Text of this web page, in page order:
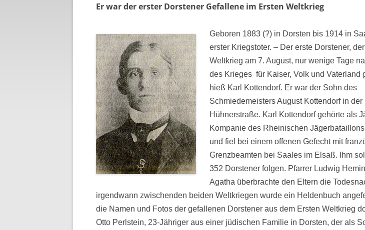
RUND UM DIE WELTKRIEGE
ZEITTAFEL
LINKS
Er war der erster Dorstener Gefallene im Ersten Weltkrieg
Geboren 1883 (?) in Dorsten bis 1914 in
erster Kriegstoter. – Der erste Dorstener,
Weltkrieg am 7. August, nur wenige Tage
des Krieges für Kaiser, Volk und Vaterland
hieß Karl Kottendorf. Er war der Sohn des
Schmiedemeisters August Kottendorf in der
Hühnerstraße. Karl Kottendorf gehörte als
Kompanie des Rheinischen Jägerbataillons
und fiel bei einem offenen Gefecht mit
Grenzbeamten bei Saales im Elsaß. Ihm
352 Dorstener folgen. Pfarrer Ludwig
Agatha überbrachte den Eltern die
irgendwann zwischenden beiden Weltkriegen wurde ein Heldenbuch
die Namen und Fotos der gefallenen Dorstener aus dem Ersten Weltkrieg
Otto Perlstein, 23-Jähriger aus einer jüdischen Familie in Dorsten, der als